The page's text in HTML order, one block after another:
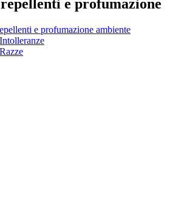
e profumazione
e profumazione ambiente
Intolleranze
Razze